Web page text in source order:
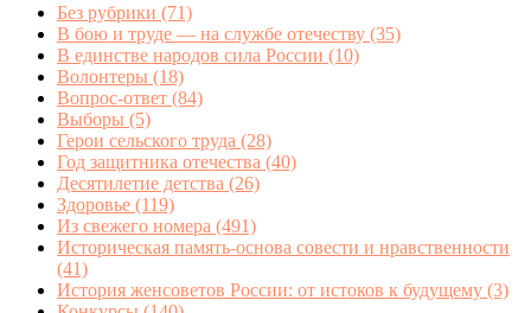
Без рубрики (71)
В бою и труде — на службе отечеству (35)
В единстве народов сила России (10)
Волонтеры (18)
Вопрос-ответ (84)
Выборы (5)
Герои сельского труда (28)
Год защитника отечества (40)
Десятилетие детства (26)
Здоровье (119)
Из свежего номера (491)
Историческая память-основа совести и нравственности
(41)
История женсоветов России: от истоков к будущему (3)